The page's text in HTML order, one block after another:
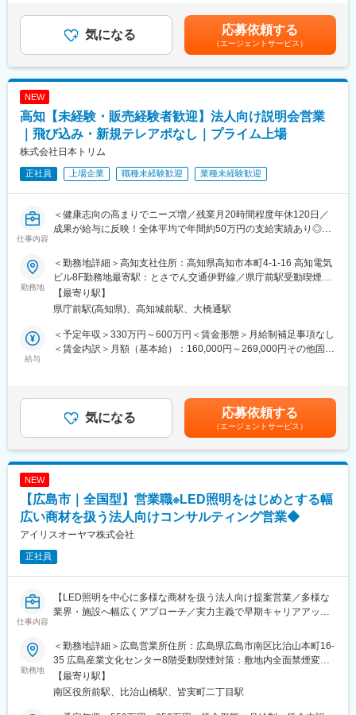
https://www.youtube.com/watch?v=Ge4KiEjNYaM
【求人ポイント◎】
■未経験の方も歓迎です。異業種・営業未経験から入社された方も
■固定給に加え、販売実績に応じたインセンティブ制度がありま
す。
全体平均で年間約50万円の支給実績があり、成果に応じてさらに
入社後すぐに数字を任せるのではなく、研修・同行を経て段階的
はありますが意向に沿います。)
■入社を決めた理由
（1）社会貢献できる・お客様に喜んで頂ける
（2）安定性・信頼性
（3）面接官・人
（1）人間関係が良い、先輩が親切
（2）社会貢献できる、客様に喜んで頂ける・応援頂ける
https://www.youtube.com/watch?v=Ge4KiEjNYaM
＞有＜残業手当＞有＜給与補足＞■固定給に加え、販売実績に応じ
たインセンティブ制度があります。■昇給年１回■賞与：年2回（7
月・12月）基本給の3ヶ月分程度を想定賃金はあくまでも目安の
金額であり、選考を通じて上下する可能性があります。月給(月額)
は固定手当を含めた表記です。
気になる 応募依頼する
（エージェントサービス）
NEW
高知【未経験・販売経験者歓迎】法人向け説明会営業
｜飛び込み・新規テレアポなし｜プライム上場
株式会社日本トリム
正社員 上場企業 職種未経験歓迎 業種未経験歓迎
仕事内容
＜健康志向の高まりでニーズ増／残業月20時間程度年休120日／
成果が給与に反映！全体平均で年間約50万円の支給実績あり◎＞
【仕事の内容】
当社は、東証プライム上場の電解水素水整水器メーカーです。
今回募集するのは、法人企業の従業員様向けに製品説明会・体験
会を行う営業職です。
新規飛び込みや無作為なテレアポではなく、代理店からの紹介先
やお問い合わせのあった法人様が中心です。
入社後は専任トレーナーがつき、商品知識・説明トーク・商談の
【組織構成】
支社長1名(40代)、営業6名(30~40代)、メンテ取付担当3名(30~40
多数活躍中です。※入社直後からトレーナーが1名つきます。商品
説明のトーク練習や営業同行を行います。
■成績等に応じて若くしてのキャリアアップが可能です。(30代で
高収入を目指すことも可能です。
入社後すぐに数字を任せるのではなく、研修・同行を経て段階的
■転勤は基本的にありません。(管理職になった場合、打診可能性
はありますが意向に沿います。)
【中途入社者アンケート】
勤務地
＜勤務地詳細＞高知支社住所：高知県高知市本町4-1-16 高知電気
ビル8F勤務地最寄駅：とさでん交通伊野線／県庁前駅受動喫煙対
策：屋内喫煙可能場所あり変更の範囲：会社の定める事業所
【最寄り駅】
県庁前駅(高知県)、高知城前駅、大橋通駅
給与
＜予定年収＞330万円～600万円＜賃金形態＞月給制補足事項なし
＜賃金内訳＞月額（基本給）：160,000円～269,000円その他固定
＞有＜残業手当＞有＜給与補足＞■固定給に加え、販売実績に応じ
たインセンティブ制度があります。■昇給年１回■賞与：年2回（7
月・12月）基本給の3ヶ月分程度を想定賃金はあくまでも目安の
金額であり、選考を通じて上下する可能性があります。月給(月額)
は固定手当を含めた表記です。
気になる 応募依頼する
（エージェントサービス）
NEW
【広島市｜全国型】営業職※LED照明をはじめとする幅
広い商材を扱う法人向けコンサルティング営業◆
アイリスオーヤマ株式会社
正社員
仕事内容
【LED照明を中心に多様な商材を扱う法人向け提案営業／多様な
業界・施設へ幅広くアプローチ／実力主義で早期キャリアアップ
■業務概要
当社の営業職として、主に官公庁や民間企業など多様な法人顧客
へLED照明や各種設備機器、内装資材など幅広い商材を提案しま
す。既存顧客へのルート営業を中心に新規開拓も並行し、顧客の
課題やニーズに応じた最適なソリューションを提供します。
勤務地
＜勤務地詳細＞広島営業所住所：広島県広島市南区比治山本町16-
35 広島産業文化センター8階受動喫煙対策：敷地内全面禁煙変更
の範囲：会社の定める事業所
【最寄り駅】
南区役所前駅、比治山橋駅、皆実町二丁目駅